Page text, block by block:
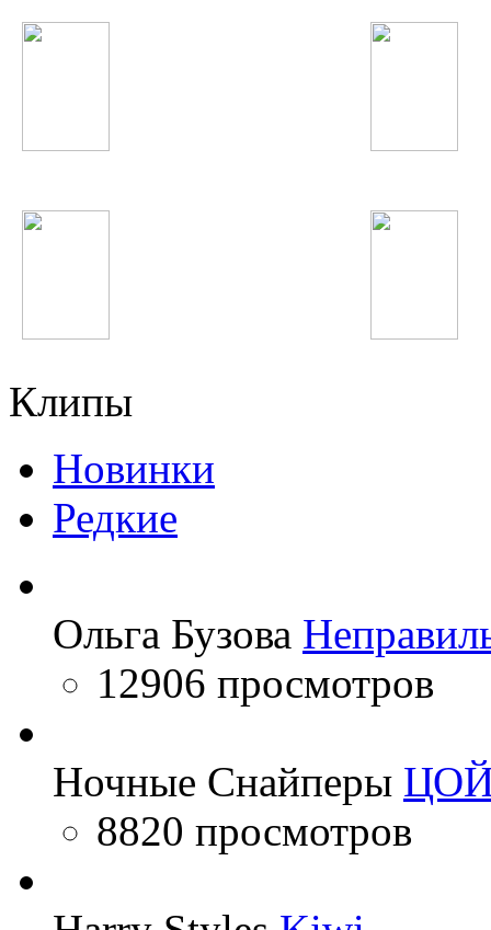
Клипы
Новинки
Редкие
Ольга Бузова
12906 просмотров
Ночные Снайперы
8820 просмотров